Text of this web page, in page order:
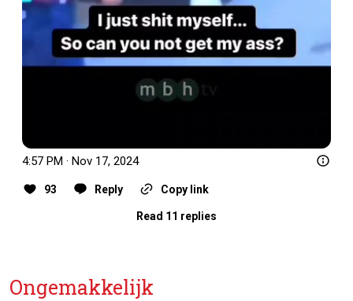
4:57 PM · Nov 17, 2024
93 Reply Copy link
Read 11 replies
Ongemakkelijk